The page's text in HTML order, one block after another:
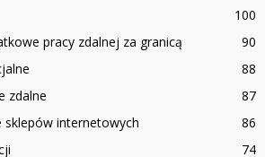
100
pracy zdalnej za granicą
90
88
zdalne
87
internetowych
86
74